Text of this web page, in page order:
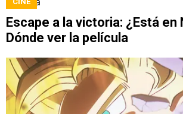
Escape a la victoria: ¿Está en
Dónde ver la película